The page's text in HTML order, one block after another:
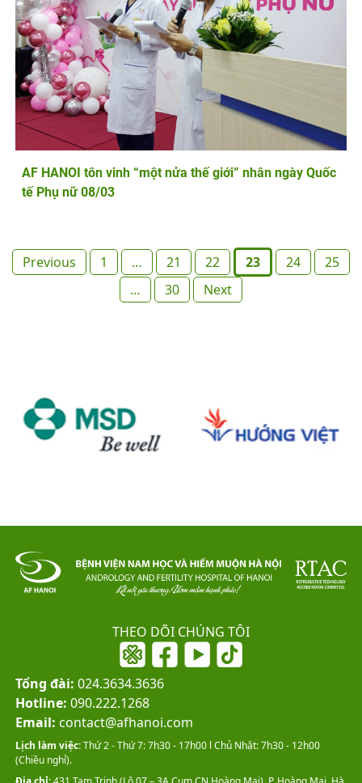
AF HANOI tôn vinh “một nửa thế giới” nhân ngày Quốc
tế Phụ nữ 08/03
Posts
pagination
Previous 1 … 21 22 23 24
25
…
30 Next
THEO DÕI CHÚNG TÔI
Tổng đài: 024.3634.3636
Hotline: 090.222.1268
Email: contact@afhanoi.com
Lịch làm việc:Thứ 2 - Thứ 7: 7h30 - 17h00 l Chủ Nhật: 7h30 - 12h00
(Chiều nghỉ).